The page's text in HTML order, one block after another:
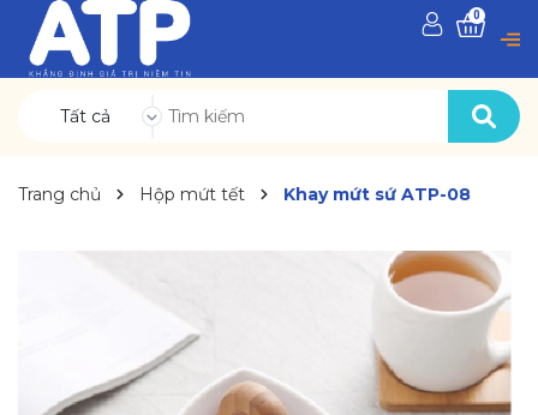
Tất cả
0
Trang chủ Hộp mứt tết Khay mứt sứ ATP-08